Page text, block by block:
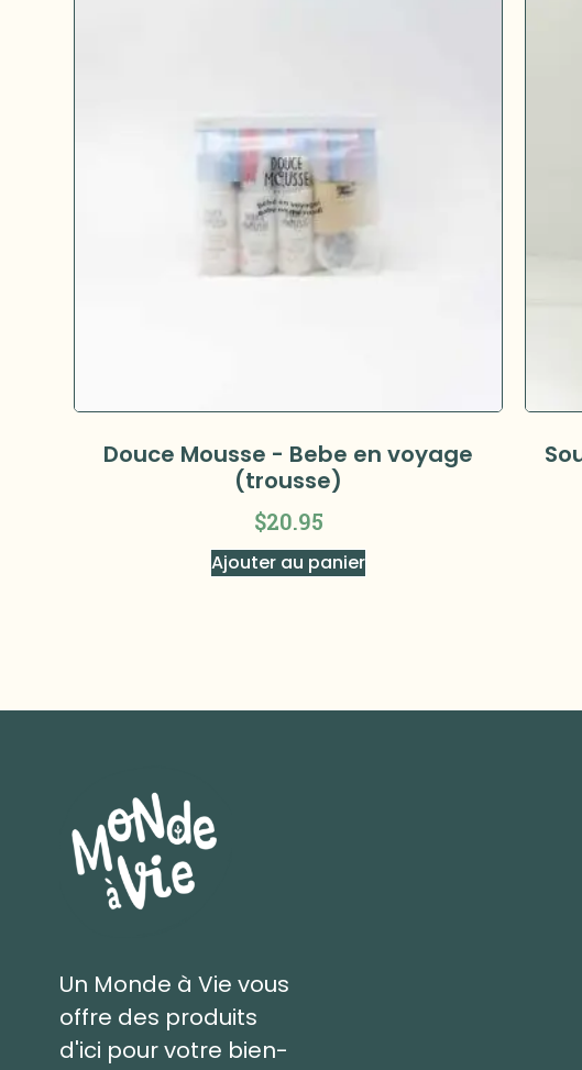
Douce Mousse - Bebe en voyage
(trousse)
$20.95
Ajouter au panier
Un Monde à Vie vous
offre des produits
d'ici pour votre bien-